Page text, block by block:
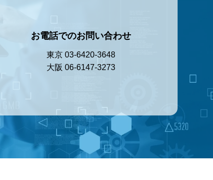
お電話でのお問い合わせ
東京 03-6420-3648
大阪 06-6147-3273